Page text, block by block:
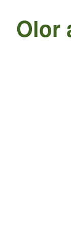
Olor